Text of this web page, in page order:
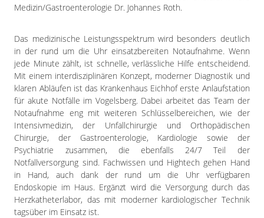
Medizin/Gastroenterologie Dr. Johannes Roth.
Das medizinische Leistungsspektrum wird besonders deutlich
in der rund um die Uhr einsatzbereiten Notaufnahme. Wenn
jede Minute zählt, ist schnelle, verlässliche Hilfe entscheidend.
Mit einem interdisziplinären Konzept, moderner Diagnostik und
klaren Abläufen ist das Krankenhaus Eichhof erste Anlaufstation
für akute Notfälle im Vogelsberg. Dabei arbeitet das Team der
Notaufnahme eng mit weiteren Schlüsselbereichen, wie der
Intensivmedizin, der Unfallchirurgie und Orthopädischen
Chirurgie, der Gastroenterologie, Kardiologie sowie der
Psychiatrie zusammen, die ebenfalls 24/7 Teil der
Notfallversorgung sind. Fachwissen und Hightech gehen Hand
in Hand, auch dank der rund um die Uhr verfügbaren
Endoskopie im Haus. Ergänzt wird die Versorgung durch das
Herzkatheterlabor, das mit moderner kardiologischer Technik
tagsüber im Einsatz ist.